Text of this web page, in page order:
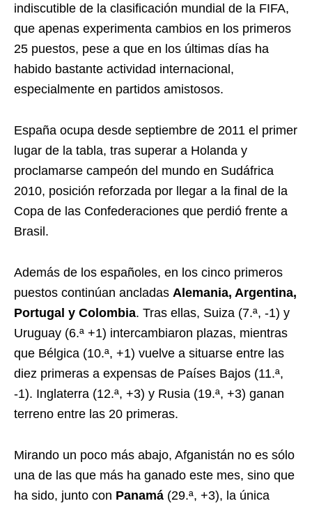
indiscutible de la clasificación mundial de la FIFA,
que apenas experimenta cambios en los primeros
25 puestos, pese a que en los últimas días ha
habido bastante actividad internacional,
especialmente en partidos amistosos.
España ocupa desde septiembre de 2011 el primer
lugar de la tabla, tras superar a Holanda y
proclamarse campeón del mundo en Sudáfrica
2010, posición reforzada por llegar a la final de la
Copa de las Confederaciones que perdió frente a
Brasil.
Además de los españoles, en los cinco primeros
puestos continúan ancladas Alemania, Argentina,
Portugal y Colombia. Tras ellas, Suiza (7.ª, -1) y
Uruguay (6.ª +1) intercambiaron plazas, mientras
que Bélgica (10.ª, +1) vuelve a situarse entre las
diez primeras a expensas de Países Bajos (11.ª,
-1). Inglaterra (12.ª, +3) y Rusia (19.ª, +3) ganan
terreno entre las 20 primeras.
Mirando un poco más abajo, Afganistán no es sólo
una de las que más ha ganado este mes, sino que
ha sido, junto con Panamá (29.ª, +3), la única